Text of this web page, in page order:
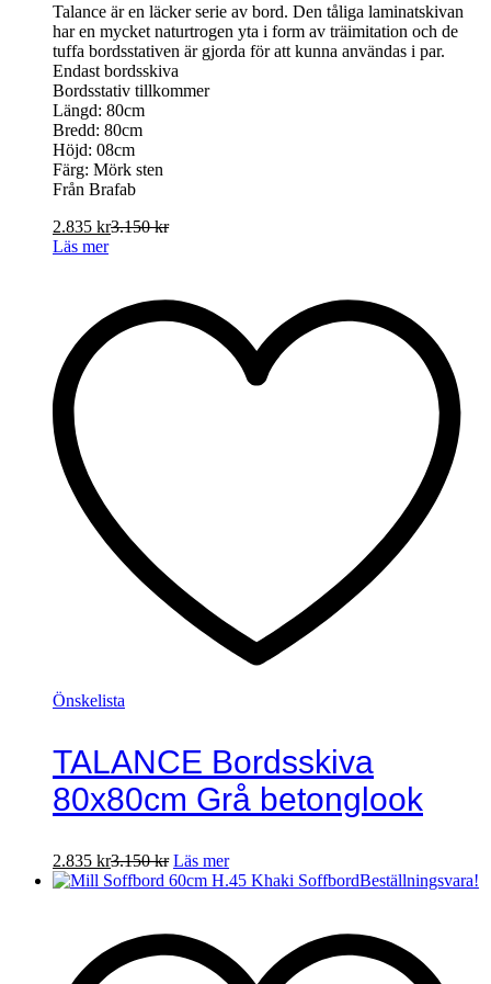
Talance är en läcker serie av bord. Den tåliga laminatskivan
har en mycket naturtrogen yta i form av träimitation och de
tuffa bordsstativen är gjorda för att kunna användas i par.
Endast bordsskiva
Bordsstativ tillkommer
Längd: 80cm
Bredd: 80cm
Höjd: 08cm
Färg: Mörk sten
Från Brafab
2.835 kr3.150kr
Läs mer
Önskelista
TALANCE Bordsskiva
80x80cm Grå betonglook
2.835 kr3.150kr Läs mer
Beställningsvara!